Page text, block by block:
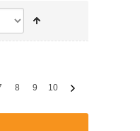
8 9 10